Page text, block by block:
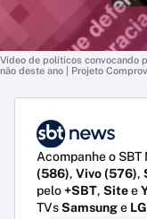
Vídeo de políticos convocando
não deste ano | Projeto
Acompanhe o
(586), Vivo (576),
pelo+SBT, Sitee
TVsSamsunge LG